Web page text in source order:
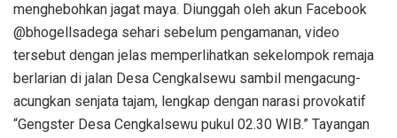
menghebohkan jagat maya. Diunggah oleh akun Facebook
@bhogellsadega sehari sebelum pengamanan, video
tersebut dengan jelas memperlihatkan sekelompok remaja
berlarian di jalan Desa Cengkalsewu sambil mengacung-
acungkan senjata tajam, lengkap dengan narasi provokatif
“Gengster Desa Cengkalsewu pukul 02.30 WIB.” Tayangan